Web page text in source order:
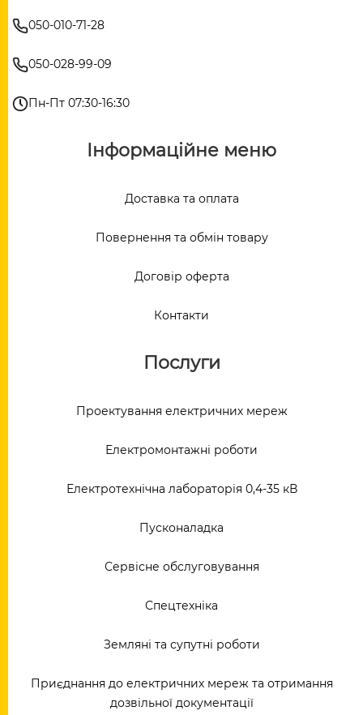
050-010-71-28
050-028-99-09
Пн-Пт 07:30-16:30
Інформаційне меню
Доставка та оплата
Повернення та обмін товару
Договір оферта
Контакти
Послуги
Проектування електричних мереж
Електромонтажні роботи
Електротехнічна лабораторія 0,4-35 кВ
Пусконаладка
Сервісне обслуговування
Спецтехніка
Земляні та супутні роботи
Приєднання до електричних мереж та отримання
дозвільної документації